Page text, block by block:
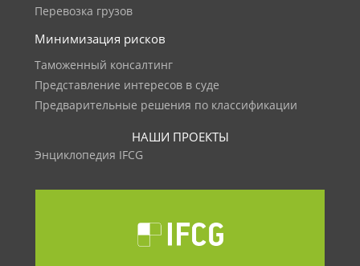
Перевозка грузов
Минимизация рисков
Таможенный консалтинг
Представление интересов в суде
Предварительные решения по классификации
НАШИ ПРОЕКТЫ
Энциклопедия IFCG